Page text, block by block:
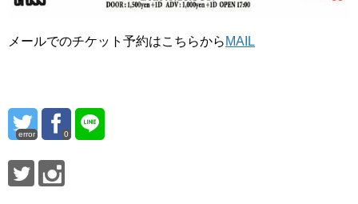
メールでのチケット予約はこちらから MAIL
error 0